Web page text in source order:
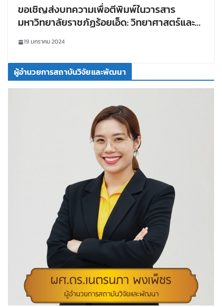
ขอเชิญส่งบทความเพื่อตีพิมพ์ในวารสาร
มหาวิทยาลัยราชภัฏร้อยเอ็ด: วิทยาศาสตร์และ
19 มกราคม 2024
ผู้อำนวยการสถาบันวิจัยและพัฒนา